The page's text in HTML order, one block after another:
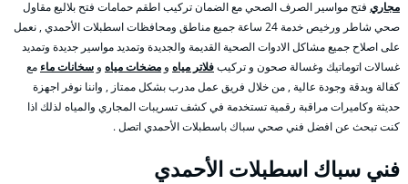
مجاري فتح مواسير الصرف الصحي مع الضمان تركيب اطقم حمامات فتح بلاليع مقاول
صحي شاطر ورخيص خدمة 24 ساعة جميع مناطق ومحافظات اسطبلات الأحمدي , نعمل
على اصلاح جميع مشاكل الادوات الصحية القديمة والجديدة وتمديد مواسير جديدة وتمديد
غسالات اتوماتيك وغسالة صحون و تركيبفلاتر مياه و مضخات مياه و سخانات ماء مع
كفالة وبدقة وجودة عالية , من خلال فريق عمل مدرب بشكل ممتاز , واننا نوفر اجهزة
حديثة وكاميرات مراقبة رقمية تستخدمة في كشف تسريبات المجاري والمياه لذلك اذا
كنت تبحث عن افضل فني صحي سباك باسطبلات الأحمدي اتصل .
فني سباك اسطبلات الأحمدي